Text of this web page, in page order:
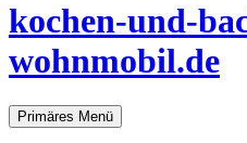
kochen-und-
wohnmobil.de
Suchen
Primäres Menü